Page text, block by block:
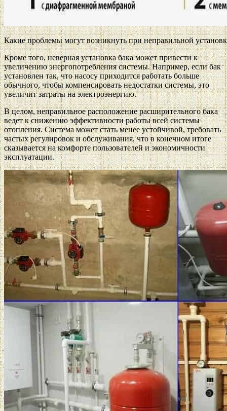
Какие проблемы могут возникнуть при неправильной
Кроме того, неверная установка бака может привести к
увеличению энергопотребления системы. Например, если бак
установлен так, что насосу приходится работать больше
обычного, чтобы компенсировать недостатки системы, это
увеличит затраты на электроэнергию.
В целом, неправильное расположение расширительного бака
ведет к снижению эффективности работы всей системы
отопления. Система может стать менее устойчивой, требовать
частых регулировок и обслуживания, что в конечном итоге
сказывается на комфорте пользователей и экономичности
эксплуатации.